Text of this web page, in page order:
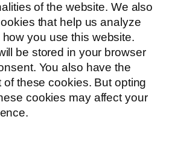
of the website. We also
that help us analyze
you use this website.
be stored in your browser
You also have the
of these cookies. But opting
cookies may affect your